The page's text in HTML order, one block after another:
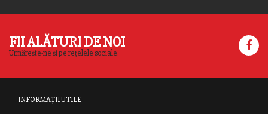
FII ALĂTURI DE NOI
Urmărește-ne și pe rețelele sociale.
INFORMAȚII UTILE